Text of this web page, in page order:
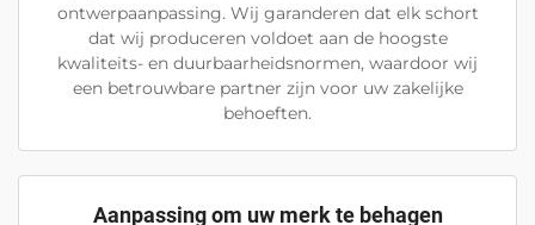
ontwerpaanpassing. Wij garanderen dat elk schort
dat wij produceren voldoet aan de hoogste
kwaliteits- en duurbaarheidsnormen, waardoor wij
een betrouwbare partner zijn voor uw zakelijke
behoeften.
Aanpassing om uw merk te behagen